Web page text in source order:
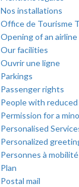
Nos installations
Office de Tourisme
Opening of an
Our facilities
Ouvrir une ligne
Parkings
Passenger rights
People with
Permission for a
Personalised
Personalized
Personnes à
Plan
Postal mail